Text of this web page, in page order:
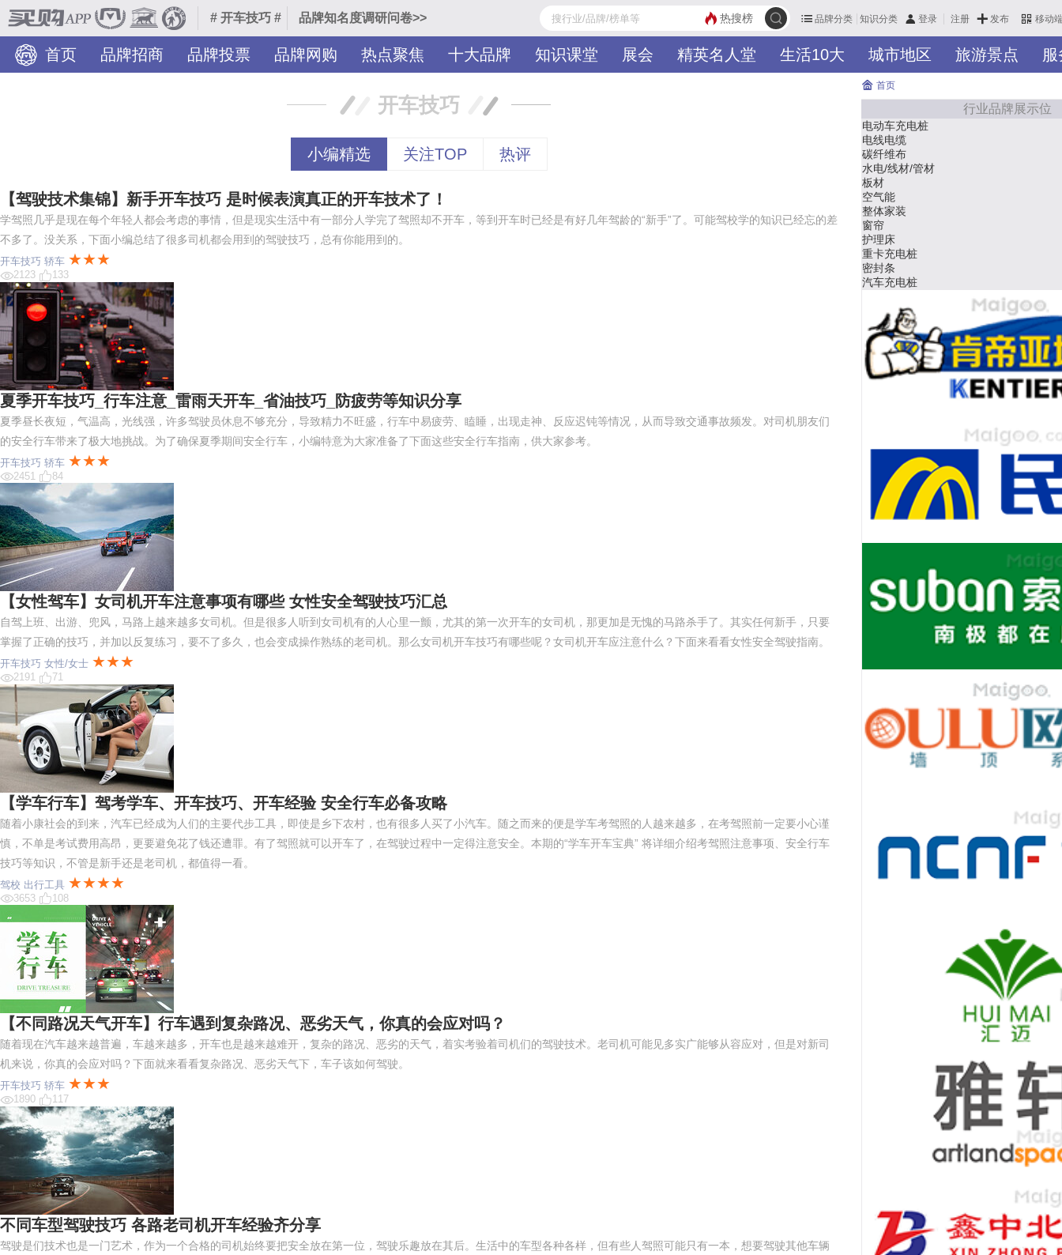
# 开车技巧 # 品牌知名度调研问卷>> 品牌分类 知识分类 登录 注册 发布 移动
热搜榜
首页 品牌招商 品牌投票 品牌网购 热点聚焦 十大品牌 知识课堂 展会 精英名人堂 生活10大 城市地区 旅游景点
开车技巧
小编精选 关注TOP 热评
【驾驶技术集锦】新手开车技巧 是时候表演真正的开车技术了！
学驾照几乎是现在每个年轻人都会考虑的事情，但是现实生活中有一部分人学完了驾照却不开车，等到开车时已经是有好几年驾龄的“新手”了。可能驾校学的知识已经忘的差
不多了。没关系，下面小编总结了很多司机都会用到的驾驶技巧，总有你能用到的。
开车技巧 轿车 ★★★
2123 133
夏季开车技巧_行车注意_雷雨天开车_省油技巧_防疲劳等知识分享
夏季昼长夜短，气温高，光线强，许多驾驶员休息不够充分，导致精力不旺盛，行车中易疲劳、瞌睡，出现走神、反应迟钝等情况，从而导致交通事故频发。对司机朋友们
的安全行车带来了极大地挑战。为了确保夏季期间安全行车，小编特意为大家准备了下面这些安全行车指南，供大家参考。
开车技巧 轿车 ★★★
2451 84
【女性驾车】女司机开车注意事项有哪些 女性安全驾驶技巧汇总
自驾上班、出游、兜风，马路上越来越多女司机。但是很多人听到女司机有的人心里一颤，尤其的第一次开车的女司机，那更加是无愧的马路杀手了。其实任何新手，只要
掌握了正确的技巧，并加以反复练习，要不了多久，也会变成操作熟练的老司机。那么女司机开车技巧有哪些呢？女司机开车应注意什么？下面来看看女性安全驾驶指南。
开车技巧 女性/女士 ★★★
2191 71
【学车行车】驾考学车、开车技巧、开车经验 安全行车必备攻略
随着小康社会的到来，汽车已经成为人们的主要代步工具，即使是乡下农村，也有很多人买了小汽车。随之而来的便是学车考驾照的人越来越多，在考驾照前一定要小心谨
慎，不单是考试费用高昂，更要避免花了钱还遭罪。有了驾照就可以开车了，在驾驶过程中一定得注意安全。本期的“学车开车宝典” 将详细介绍考驾照注意事项、安全行车
技巧等知识，不管是新手还是老司机，都值得一看。
驾校 出行工具 ★★★★
3653 108
【不同路况天气开车】行车遇到复杂路况、恶劣天气，你真的会应对吗？
随着现在汽车越来越普遍，车越来越多，开车也是越来越难开，复杂的路况、恶劣的天气，着实考验着司机们的驾驶技术。老司机可能见多实广能够从容应对，但是对新司
机来说，你真的会应对吗？下面就来看看复杂路况、恶劣天气下，车子该如何驾驶。
开车技巧 轿车 ★★★
1890 117
不同车型驾驶技巧 各路老司机开车经验齐分享
驾驶是们技术也是一门艺术，作为一个合格的司机始终要把安全放在第一位，驾驶乐趣放在其后。生活中的车型各种各样，但有些人驾照可能只有一本，想要驾驶其他车辆
首页
行业品牌展示位
窗帘
管件
生态板
地面材料
卷闸门
厨柜
暖气片
玻璃器皿
传送带
智慧消防
硅橡胶
床垫
水表